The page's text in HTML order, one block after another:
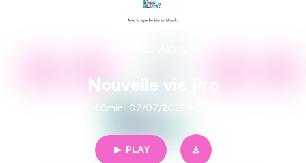
Nouvelle vie Pro
40min | 07/07/2025
PLAY